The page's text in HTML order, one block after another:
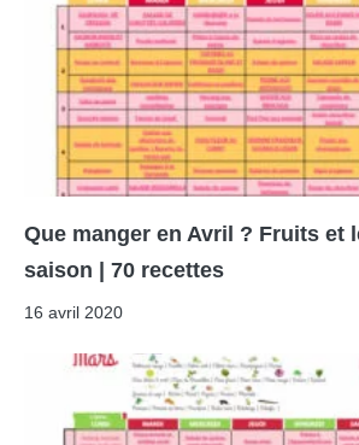
Que manger en Avril ? Fruits et
saison | 70 recettes
16 avril 2020